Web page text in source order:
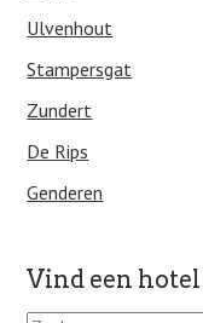
Ulvenhout
Stampersgat
Zundert
De Rips
Genderen
Vind een hotel
Z